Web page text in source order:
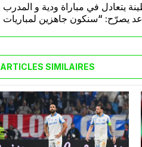
يتعادل في مباراة ودية و المدرب
يصرّح: “سنكون جاهزين لمباريات
ARTICLES SIMILAIRES